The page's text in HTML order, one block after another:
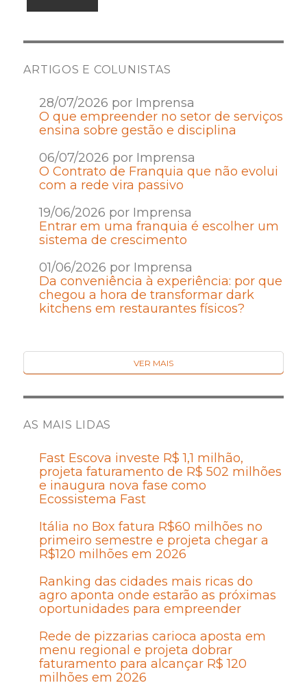
ARTIGOS E COLUNISTAS
28/07/2026 por Imprensa
O que empreender no setor de serviços
ensina sobre gestão e disciplina
06/07/2026 por Imprensa
O Contrato de Franquia que não evolui
com a rede vira passivo
19/06/2026 por Imprensa
Entrar em uma franquia é escolher um
sistema de crescimento
01/06/2026 por Imprensa
Da conveniência à experiência: por que
chegou a hora de transformar dark
kitchens em restaurantes físicos?
VER MAIS
AS MAIS LIDAS
Fast Escova investe R$ 1,1 milhão,
projeta faturamento de R$ 502 milhões
e inaugura nova fase como
Ecossistema Fast
Itália no Box fatura R$60 milhões no
primeiro semestre e projeta chegar a
R$120 milhões em 2026
Ranking das cidades mais ricas do
agro aponta onde estarão as próximas
oportunidades para empreender
Rede de pizzarias carioca aposta em
menu regional e projeta dobrar
faturamento para alcançar R$ 120
milhões em 2026